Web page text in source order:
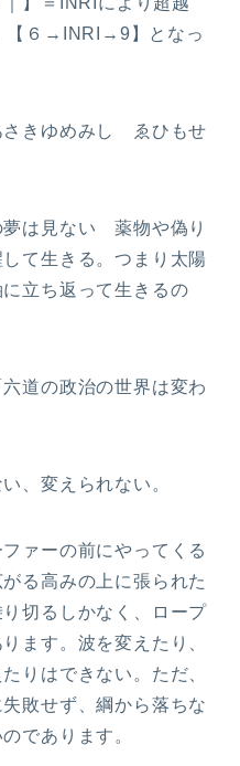
【６→INRI→9】となっ
さきゆめみし ゑひもせ
夢は見ない 薬物や偽り
て生きる。つまり太陽
立ち返って生きるの
道の政治の世界は変わ
、変えられない。
ァーの前にやってくる
る高みの上に張られた
切るしかなく、ロープ
ます。波を変えたり、
りはできない。ただ、
敗せず、綱から落ちな
であります。